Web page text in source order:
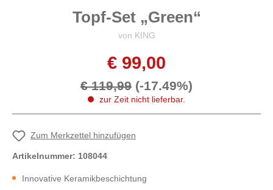
Topf-Set „Green“
von KING
€ 99,00
€ 119,99 (-17.49%)
zur Zeit nicht lieferbar.
Zum Merkzettel hinzufügen
Artikelnummer: 108044
Innovative Keramikbeschichtung